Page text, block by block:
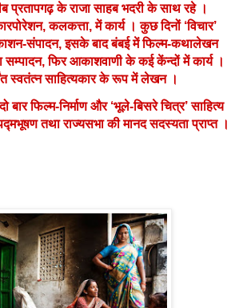
प्रतापगढ़ के राजा साहब भदरी के साथ रहे ।
कलकत्ता, में कार्य । कुछ दिनों ‘विचार’
संपादन, इसके बाद बंबई में फिल्म-कथालेखन
सम्पादन, फिर आकाशवाणी के कई केंन्दों में कार्य ।
स्वतंत्न साहित्यकार के रूप में लेखन ।
बार फिल्म-निर्माण और ‘भूले-बिसरे चित्र’ साहित्य
तथा राज्यसभा की मानद सदस्यता प्राप्त ।